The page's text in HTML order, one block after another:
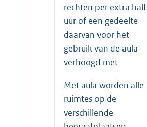
rechten per extra half
uur of een gedeelte
daarvan voor het
gebruik van de aula
verhoogd met
Met aula worden alle
ruimtes op de
verschillende